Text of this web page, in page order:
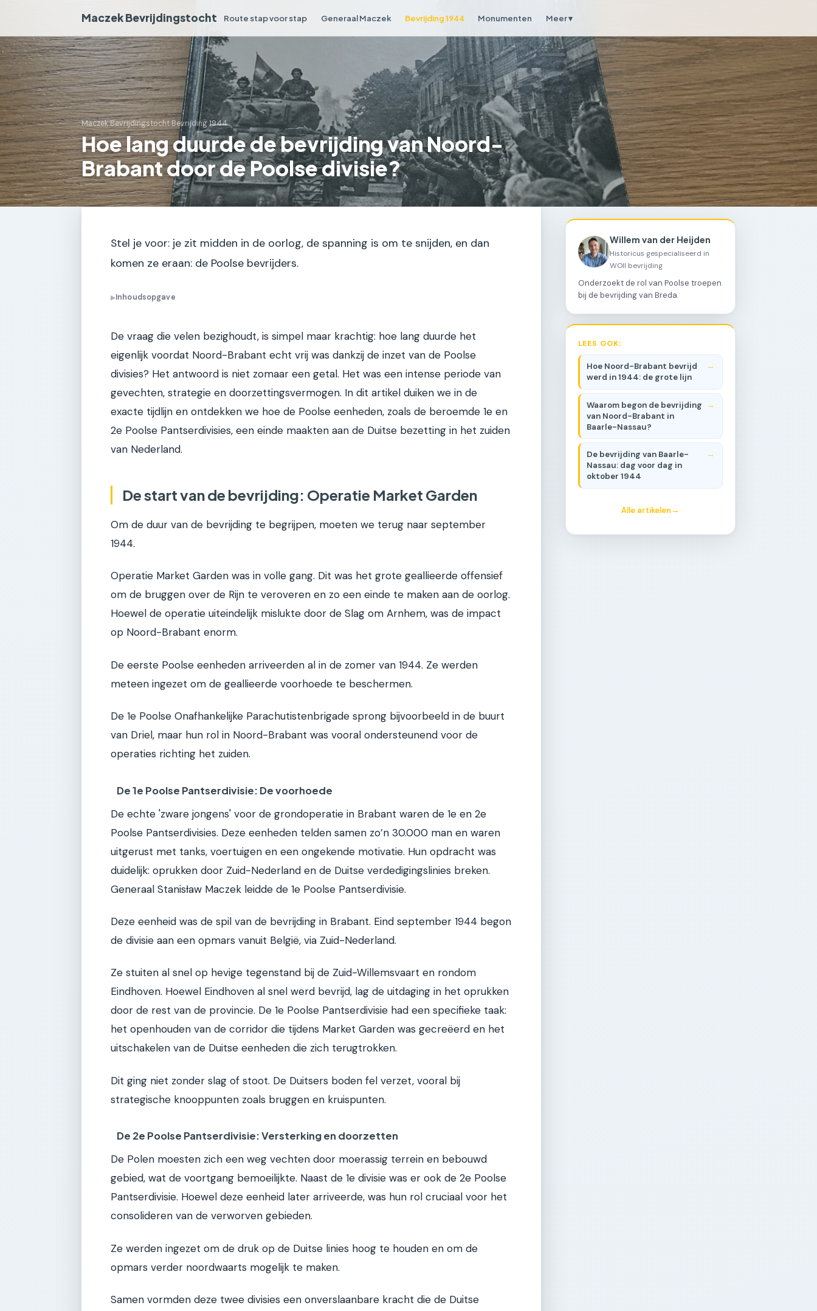
Maczek Bevrijdingstocht Route stap voor stap Generaal Maczek Bevrijding 1944 Monumenten Meer ▾
Maczek Bevrijdingstocht›Bevrijding 1944
Hoe lang duurde de bevrijding van Noord-
Brabant door de Poolse divisie?
Stel je voor: je zit midden in de oorlog, de spanning is om te snijden, en dan
komen ze eraan: de Poolse bevrijders.
▶Inhoudsopgave
De vraag die velen bezighoudt, is simpel maar krachtig: hoe lang duurde het
eigenlijk voordat Noord-Brabant echt vrij was dankzij de inzet van de Poolse
divisies? Het antwoord is niet zomaar een getal. Het was een intense periode van
gevechten, strategie en doorzettingsvermogen. In dit artikel duiken we in de
exacte tijdlijn en ontdekken we hoe de Poolse eenheden, zoals de beroemde 1e en
2e Poolse Pantserdivisies, een einde maakten aan de Duitse bezetting in het zuiden
van Nederland.
De start van de bevrijding: Operatie Market Garden
Om de duur van de bevrijding te begrijpen, moeten we terug naar september
1944.
Operatie Market Garden was in volle gang. Dit was het grote geallieerde offensief
om de bruggen over de Rijn te veroveren en zo een einde te maken aan de oorlog.
Hoewel de operatie uiteindelijk mislukte door de Slag om Arnhem, was de impact
op Noord-Brabant enorm.
De eerste Poolse eenheden arriveerden al in de zomer van 1944. Ze werden
meteen ingezet om de geallieerde voorhoede te beschermen.
De 1e Poolse Onafhankelijke Parachutistenbrigade sprong bijvoorbeeld in de buurt
van Driel, maar hun rol in Noord-Brabant was vooral ondersteunend voor de
operaties richting het zuiden.
De 1e Poolse Pantserdivisie: De voorhoede
De echte 'zware jongens' voor de grondoperatie in Brabant waren de 1e en 2e
Poolse Pantserdivisies. Deze eenheden telden samen zo’n 30.000 man en waren
uitgerust met tanks, voertuigen en een ongekende motivatie. Hun opdracht was
duidelijk: oprukken door Zuid-Nederland en de Duitse verdedigingslinies breken.
Generaal Stanisław Maczek leidde de 1e Poolse Pantserdivisie.
Deze eenheid was de spil van de bevrijding in Brabant. Eind september 1944 begon
de divisie aan een opmars vanuit België, via Zuid-Nederland.
Ze stuiten al snel op hevige tegenstand bij de Zuid-Willemsvaart en rondom
Eindhoven. Hoewel Eindhoven al snel werd bevrijd, lag de uitdaging in het oprukken
door de rest van de provincie. De 1e Poolse Pantserdivisie had een specifieke taak:
het openhouden van de corridor die tijdens Market Garden was gecreëerd en het
uitschakelen van de Duitse eenheden die zich terugtrokken.
Dit ging niet zonder slag of stoot. De Duitsers boden fel verzet, vooral bij
strategische knooppunten zoals bruggen en kruispunten.
De 2e Poolse Pantserdivisie: Versterking en doorzetten
De Polen moesten zich een weg vechten door moerassig terrein en bebouwd
gebied, wat de voortgang bemoeilijkte. Naast de 1e divisie was er ook de 2e Poolse
Pantserdivisie. Hoewel deze eenheid later arriveerde, was hun rol cruciaal voor het
consolideren van de verworven gebieden.
Ze werden ingezet om de druk op de Duitse linies hoog te houden en om de
opmars verder noordwaarts mogelijk te maken.
Samen vormden deze twee divisies een onverslaanbare kracht die de Duitse
Willem van der Heijden
Historicus gespecialiseerd in
WOII bevrijding
Onderzoekt de rol van Poolse troepen
bij de bevrijding van Breda.
LEES OOK:
Hoe Noord-Brabant bevrijd
werd in 1944: de grote lijn
Waarom begon de bevrijding
van Noord-Brabant in
Baarle-Nassau?
De bevrijding van Baarle-
Nassau: dag voor dag in
oktober 1944
Alle artikelen